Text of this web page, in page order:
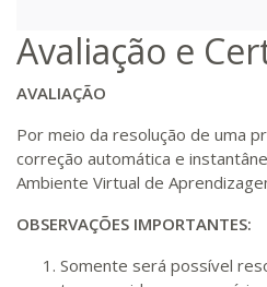
Avaliação e
AVALIAÇÃO
Por meio da resolução de uma
correção automática e
Ambiente Virtual de
OBSERVAÇÕES IMPORTANTES:
Somente será possível